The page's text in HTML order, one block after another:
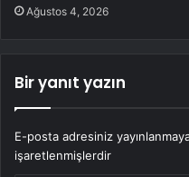
Ağustos 4, 2026
Bir yanıt yazın
E-posta adresiniz
işaretlenmişlerdir